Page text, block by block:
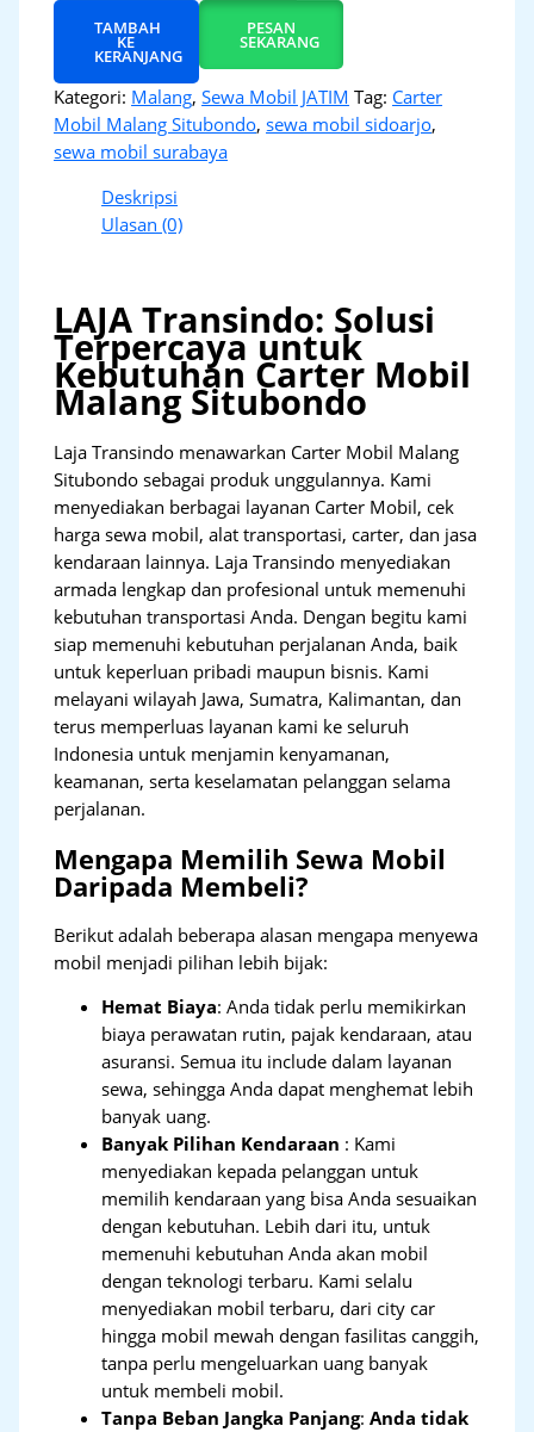
TAMBAH
KE
KERANJANG
PESAN
SEKARANG
Kategori: Malang,Sewa Mobil JATIM Tag: Carter
Mobil Malang Situbondo,sewa mobil sidoarjo,
sewa mobil surabaya
Deskripsi
Ulasan (0)
LAJA Transindo: Solusi
Terpercaya untuk
Kebutuhan Carter Mobil
Malang Situbondo
Laja Transindo menawarkan Carter Mobil Malang
Situbondo sebagai produk unggulannya. Kami
menyediakan berbagai layanan Carter Mobil, cek
harga sewa mobil, alat transportasi, carter, dan jasa
kendaraan lainnya. Laja Transindo menyediakan
armada lengkap dan profesional untuk memenuhi
kebutuhan transportasi Anda. Dengan begitu kami
siap memenuhi kebutuhan perjalanan Anda, baik
untuk keperluan pribadi maupun bisnis. Kami
melayani wilayah Jawa, Sumatra, Kalimantan, dan
terus memperluas layanan kami ke seluruh
Indonesia untuk menjamin kenyamanan,
keamanan, serta keselamatan pelanggan selama
perjalanan.
Mengapa Memilih Sewa Mobil
Daripada Membeli?
Berikut adalah beberapa alasan mengapa menyewa
mobil menjadi pilihan lebih bijak:
Hemat Biaya: Anda tidak perlu memikirkan
biaya perawatan rutin, pajak kendaraan, atau
asuransi. Semua itu include dalam layanan
sewa, sehingga Anda dapat menghemat lebih
banyak uang.
Banyak Pilihan Kendaraan : Kami
menyediakan kepada pelanggan untuk
memilih kendaraan yang bisa Anda sesuaikan
dengan kebutuhan. Lebih dari itu, untuk
memenuhi kebutuhan Anda akan mobil
dengan teknologi terbaru. Kami selalu
menyediakan mobil terbaru, dari city car
hingga mobil mewah dengan fasilitas canggih,
tanpa perlu mengeluarkan uang banyak
untuk membeli mobil.
Tanpa Beban Jangka Panjang:Anda tidak